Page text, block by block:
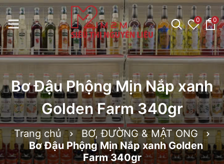
0 0
Bơ Đậu Phộng Mịn Nắp xanh
Golden Farm 340gr
Trang chủ
BƠ, ĐƯỜNG & MẬT ONG
Bơ Đậu Phộng Mịn Nắp xanh Golden
Farm 340gr